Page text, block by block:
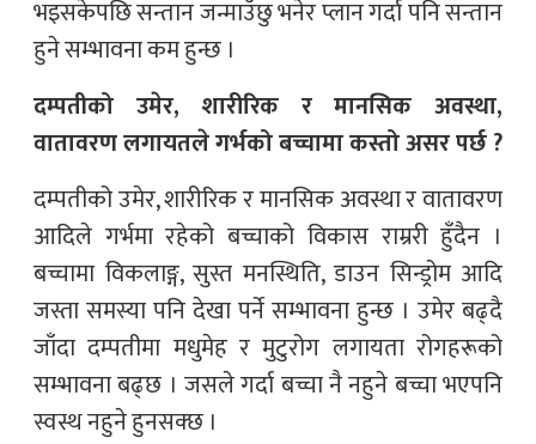
भइसकेपछि सन्तान जन्माउँछु भनेर प्लान गर्दा पनि सन्तान
हुने सम्भावना कम हुन्छ ।
दम्पतीको उमेर, शारीरिक र मानसिक अवस्था,
वातावरण लगायतले गर्भको बच्चामा कस्तो असर पर्छ ?
दम्पतीको उमेर, शारीरिक र मानसिक अवस्था र वातावरण
आदिले गर्भमा रहेको बच्चाको विकास राम्ररी हुँदैन ।
बच्चामा विकलाङ्ग, सुस्त मनस्थिति, डाउन सिन्ड्रोम आदि
जस्ता समस्या पनि देखा पर्ने सम्भावना हुन्छ । उमेर बढ्दै
जाँदा दम्पतीमा मधुमेह र मुटुरोग लगायता रोगहरूको
सम्भावना बढ्छ । जसले गर्दा बच्चा नै नहुने बच्चा भएपनि
स्वस्थ नहुने हुनसक्छ ।